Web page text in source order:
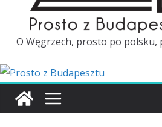
O Węgrzech, prosto po polsku,